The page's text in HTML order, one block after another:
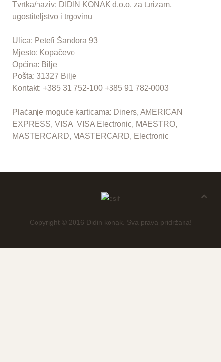
Tvrtka/naziv: DIDIN KONAK d.o.o. za turizam,
ugostiteljstvo i trgovinu
Ulica: Petefi Šandora 93
Mjesto: Kopačevo
Općina: Bilje
Pošta: 31327 Bilje
Kontakt: +385 31 752-100 +385 91 782-0003
Plaćanje moguće karticama: Diners, AMERICAN
EXPRESS, VISA, VISA Electronic, MAESTRO,
MASTERCARD, MASTERCARD, Electronic
Copyright © 2016 Didin konak. Sva prava pridržana!